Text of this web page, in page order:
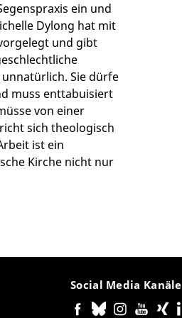
ein und
Dylong hat mit
und gibt
Sie dürfe
muss enttabuisiert
von einer
sich theologisch
ist ein
Kirche nicht nur
Social Media Kanäle